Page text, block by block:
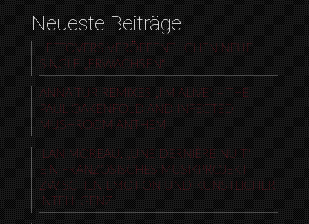
Neueste Beiträge
LEFTOVERS VERÖFFENTLICHEN NEUE
SINGLE „ERWACHSEN“
ANNA TUR REMIXES „I’M ALIVE“ – THE
PAUL OAKENFOLD AND INFECTED
MUSHROOM ANTHEM
ILAN MOREAU: „UNE DERNIÈRE NUIT“ –
EIN FRANZÖSISCHES MUSIKPROJEKT
ZWISCHEN EMOTION UND KÜNSTLICHER
INTELLIGENZ